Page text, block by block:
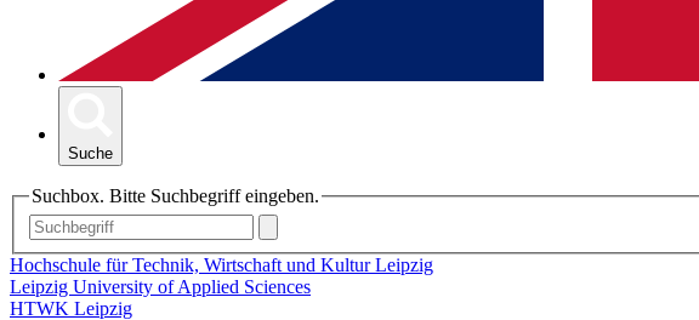
Suche
Suchbox. Bitte Suchbegriff eingeben.
Hochschule für Technik, Wirtschaft und Kultur Leipzig
Leipzig University of Applied Sciences
HTWK Leipzig